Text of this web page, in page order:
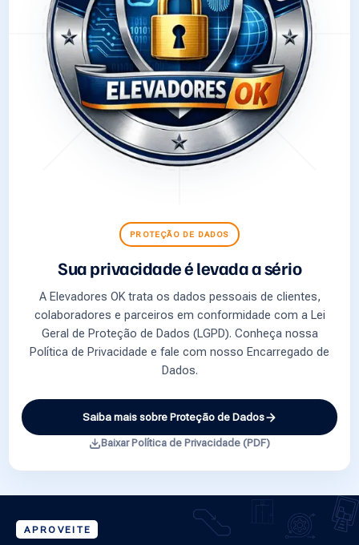
PROTEÇÃO DE DADOS
Sua privacidade é levada a sério
A Elevadores OK trata os dados pessoais de clientes,
colaboradores e parceiros em conformidade com a Lei
Geral de Proteção de Dados (LGPD). Conheça nossa
Política de Privacidade e fale com nosso Encarregado de
Dados.
Saiba mais sobre Proteção de Dados
Baixar Política de Privacidade (PDF)
APROVEITE